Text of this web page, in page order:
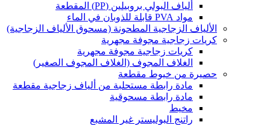
ألياف البولي بروبيلين (PP) المقطعة
مواد PVA قابلة للذوبان في الماء
الألياف الزجاجية المطحونة (مسحوق الألياف الزجاجية)
كريات زجاجية مجوفة مجهرية
كريات زجاجية مجوفة مجهرية
الغلاف المجوف (الغلاف المجوف الصغير)
حصيرة من خيوط مقطعة
مادة رابطة مستحلبة من ألياف زجاجية مقطعة
مادة رابطة مسحوقية
مخيط
راتنج البوليستر غير المشبع